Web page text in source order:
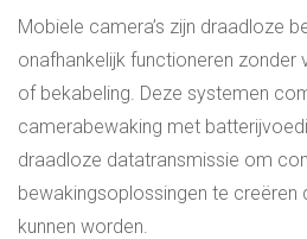
Mobiele camera’s zijn draadloze
onafhankelijk functioneren
of bekabeling. Deze systemen
camerabewaking met
draadloze datatransmissie om
bewakingsoplossingen te creëren
kunnen worden.